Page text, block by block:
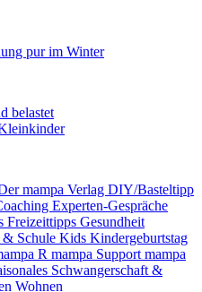
pur im Winter
belastet
mampa Verlag DIY/Basteltipp
Experten-Gespräche
Freizeittipps Gesundheit
& Schule Kids Kindergeburtstag
R mampa Support mampa
Schwangerschaft &
Wohnen